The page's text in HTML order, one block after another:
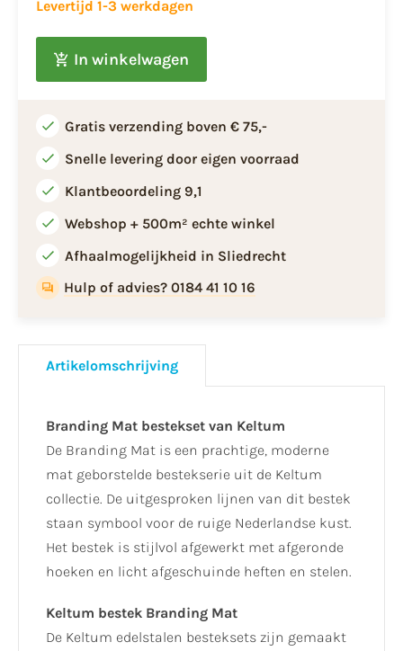
Levertijd 1-3 werkdagen
In winkelwagen
Gratis verzending boven € 75,-
Snelle levering door eigen voorraad
Klantbeoordeling 9,1
Webshop + 500m² echte winkel
Afhaalmogelijkheid in Sliedrecht
Hulp of advies? 0184 41 10 16
Artikelomschrijving
Branding Mat bestekset van Keltum
De Branding Mat is een prachtige, moderne
mat geborstelde bestekserie uit de Keltum
collectie. De uitgesproken lijnen van dit bestek
staan symbool voor de ruige Nederlandse kust.
Het bestek is stijlvol afgewerkt met afgeronde
hoeken en licht afgeschuinde heften en stelen.
Keltum bestek Branding Mat
De Keltum edelstalen besteksets zijn gemaakt